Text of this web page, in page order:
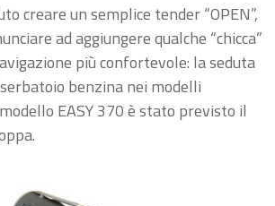
creare un semplice tender “OPEN”,
ad aggiungere qualche “chicca”
più confortevole: la seduta
benzina nei modelli
EASY 370 è stato previsto il